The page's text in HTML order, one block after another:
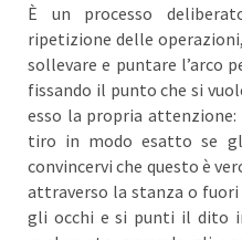
È un processo
ripetizione delle
sollevare e puntare l’arco
fissando il punto che si
esso la propria
tiro in modo esatto se
convincervi che questo è
attraverso la stanza o
gli occhi e si punti il dito